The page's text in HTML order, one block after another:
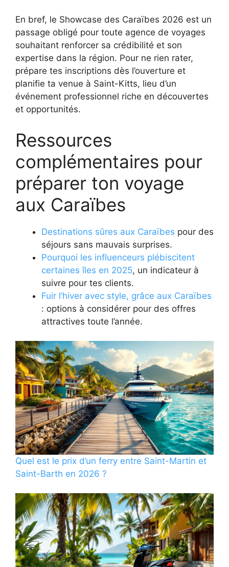
En bref, le Showcase des Caraïbes 2026 est un
passage obligé pour toute agence de voyages
souhaitant renforcer sa crédibilité et son
expertise dans la région. Pour ne rien rater,
prépare tes inscriptions dès l’ouverture et
planifie ta venue à Saint-Kitts, lieu d’un
événement professionnel riche en découvertes
et opportunités.
Ressources
complémentaires pour
préparer ton voyage
aux Caraïbes
Destinations sûres aux Caraïbes pour des
séjours sans mauvais surprises.
Pourquoi les influenceurs plébiscitent
certaines îles en 2025, un indicateur à
suivre pour tes clients.
Fuir l’hiver avec style, grâce aux Caraïbes
: options à considérer pour des offres
attractives toute l’année.
Quel est le prix d’un ferry entre Saint-Martin et
Saint-Barth en 2026 ?